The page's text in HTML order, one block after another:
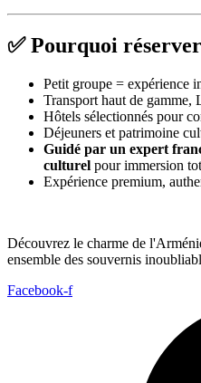
✅ Pourquoi
Petit groupe = expérience
Transport haut de gamme,
Hôtels sélectionnés pour
Déjeuners et patrimoine
Guidé par un expert
culturel pour immersion
Expérience premium,
Découvrez le charme de
ensemble des souvernis
Facebook-f